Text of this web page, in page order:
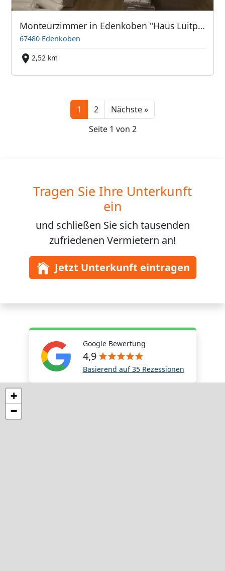
Monteurzimmer in Edenkoben "Haus Luitpold"
67480 Edenkoben
2,52 km
1 2 Nächste »Next
Seite 1 von 2
Tragen Sie Ihre Unterkunft
ein
und schließen Sie sich tausenden
zufriedenen Vermietern an!
Jetzt Unterkunft eintragen
Google Bewertung
4,9
Basierend auf 35 Rezessionen
+
−